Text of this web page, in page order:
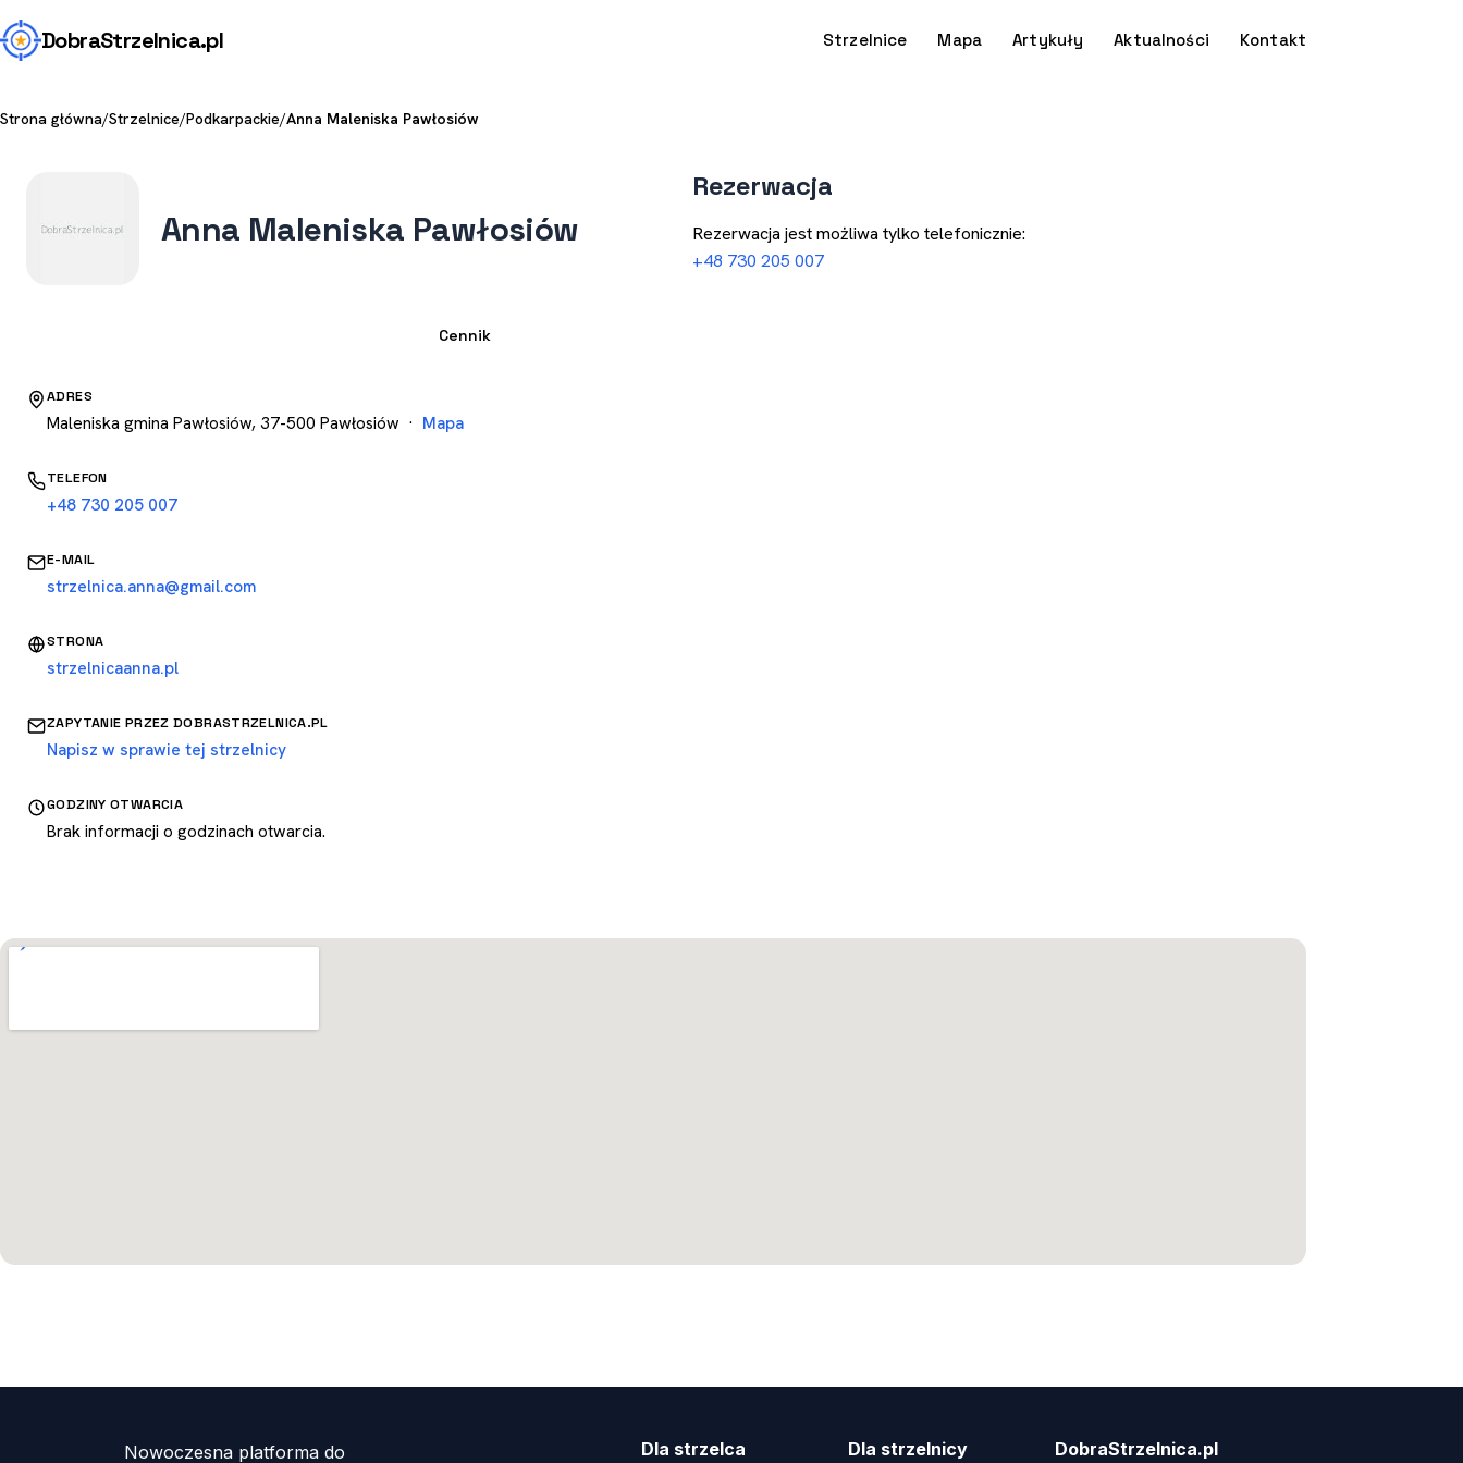
DobraStrzelnica.pl Strzelnice Mapa Artykuły Aktualności Kontakt
Strona główna/Strzelnice/Podkarpackie/Anna Maleniska Pawłosiów
Anna Maleniska Pawłosiów
Cennik
ADRES
Maleniska gmina Pawłosiów, 37-500 Pawłosiów · Mapa
TELEFON
+48 730 205 007
E-MAIL
strzelnica.anna@gmail.com
STRONA
strzelnicaanna.pl
ZAPYTANIE PRZEZ DOBRASTRZELNICA.PL
Napisz w sprawie tej strzelnicy
GODZINY OTWARCIA
Brak informacji o godzinach otwarcia.
Rezerwacja
Rezerwacja jest możliwa tylko telefonicznie:
+48 730 205 007
Nowoczesna platforma do Dla strzelca Dla strzelnicy DobraStrzelnica.pl